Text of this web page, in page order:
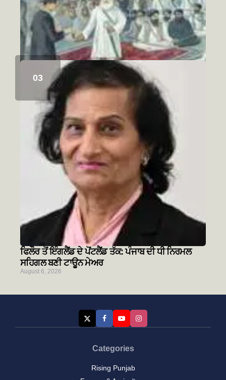
ਸਿੱਖ ਇਤਿਹਾਸ ਅਤੇ ਚਾਬੀਆਂ ਦਾ ਮੋਰਚਾ
August 6, 2026
ਫਿਲੌਰ ਤੋਂ ਇੰਗਲੈਂਡ ਦੇ ਪੋਂਟਲੈਂਡ ਤੱਕ: ਪੰਜਾਬ ਦੀ ਧੀ ਨਿਰਮਲ
ਸਹਿਗਲ ਬਣੀ ਟਾਊਨ ਮੇਅਰ
August 6, 2026
Categories
Rising Punjab